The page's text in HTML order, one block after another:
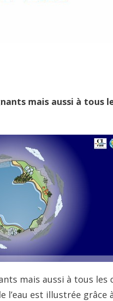
mais aussi à tous
mais aussi à tous les
l’eau est illustrée grâce